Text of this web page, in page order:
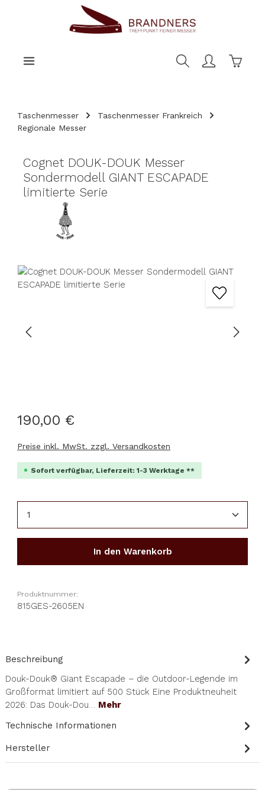
Taschenmesser
Taschenmesser Frankreich
Regionale Messer
Cognet DOUK-DOUK Messer
Sondermodell GIANT ESCAPADE
limitierte Serie
Bildergalerie überspringen
190,00 €
Preise inkl. MwSt. zzgl. Versandkosten
Sofort verfügbar, Lieferzeit: 1-3 Werktage **
In den Warenkorb
Produktnummer:
815GES-2605EN
Beschreibung
Douk-Douk® Giant Escapade – die Outdoor-Legende im
Großformat limitiert auf 500 Stück Eine Produktneuheit
2026: Das Douk-Dou… Mehr
Technische Informationen
Hersteller